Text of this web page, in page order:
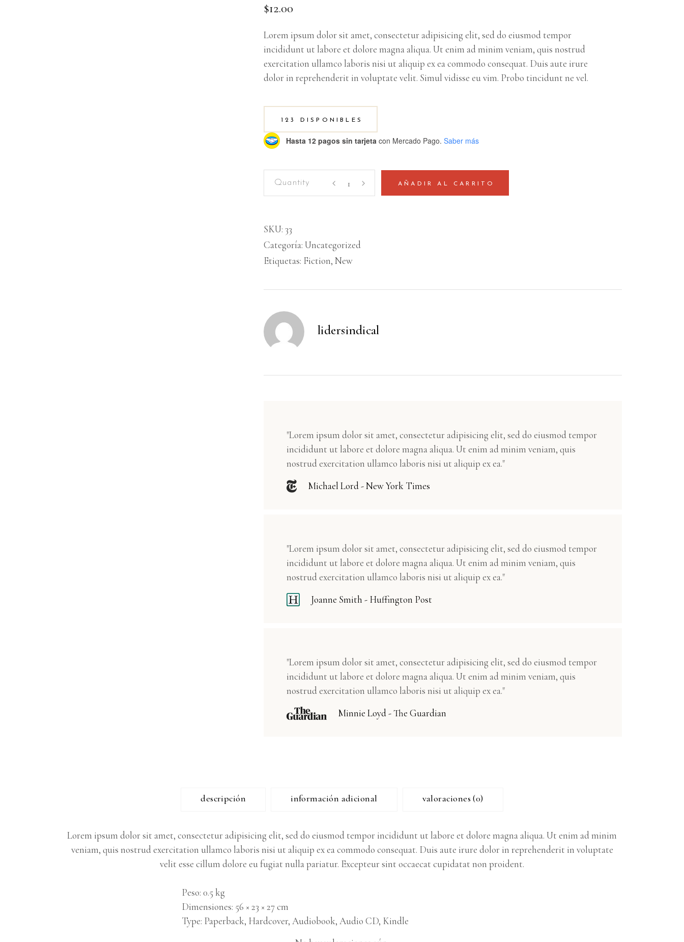
$12.00
Lorem ipsum dolor sit amet, consectetur adipisicing elit, sed do eiusmod tempor
incididunt ut labore et dolore magna aliqua. Ut enim ad minim veniam, quis nostrud
exercitation ullamco laboris nisi ut aliquip ex ea commodo consequat. Duis aute irure
dolor in reprehenderit in voluptate velit. Simul vidisse eu vim. Probo tincidunt ne vel.
123 DISPONIBLES
Hasta 12 pagos sin tarjeta con Mercado Pago. Saber más
AÑADIR AL CARRITO
SKU: 33
Categoría: Uncategorized
Etiquetas: Fiction, New
lidersindical
"Lorem ipsum dolor sit amet, consectetur adipisicing elit, sed do eiusmod tempor
incididunt ut labore et dolore magna aliqua. Ut enim ad minim veniam, quis
nostrud exercitation ullamco laboris nisi ut aliquip ex ea."
Michael Lord - New York Times
"Lorem ipsum dolor sit amet, consectetur adipisicing elit, sed do eiusmod tempor
incididunt ut labore et dolore magna aliqua. Ut enim ad minim veniam, quis
nostrud exercitation ullamco laboris nisi ut aliquip ex ea."
Joanne Smith - Huffington Post
"Lorem ipsum dolor sit amet, consectetur adipisicing elit, sed do eiusmod tempor
incididunt ut labore et dolore magna aliqua. Ut enim ad minim veniam, quis
nostrud exercitation ullamco laboris nisi ut aliquip ex ea."
Minnie Loyd - The Guardian
descripción información adicional valoraciones (0)
Lorem ipsum dolor sit amet, consectetur adipisicing elit, sed do eiusmod tempor incididunt ut labore et dolore magna aliqua. Ut enim ad minim
veniam, quis nostrud exercitation ullamco laboris nisi ut aliquip ex ea commodo consequat. Duis aute irure dolor in reprehenderit in voluptate
velit esse cillum dolore eu fugiat nulla pariatur. Excepteur sint occaecat cupidatat non proident.
Peso 0.5 kg
Dimensiones 56 × 23 × 27 cm
Type Paperback, Hardcover, Audiobook, Audio CD, Kindle